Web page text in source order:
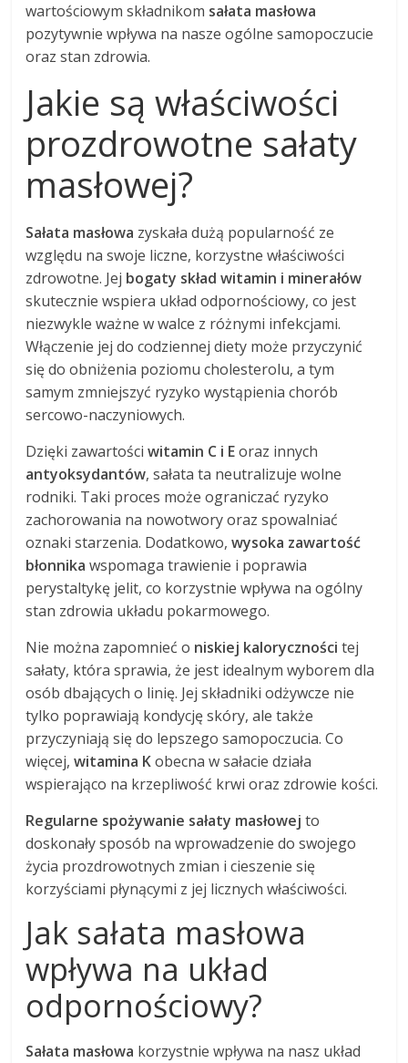
wartościowym składnikom sałata masłowa
pozytywnie wpływa na nasze ogólne samopoczucie
oraz stan zdrowia.
Jakie są właściwości
prozdrowotne sałaty
masłowej?
Sałata masłowa zyskała dużą popularność ze
względu na swoje liczne, korzystne właściwości
zdrowotne. Jej bogaty skład witamin i minerałów
skutecznie wspiera układ odpornościowy, co jest
niezwykle ważne w walce z różnymi infekcjami.
Włączenie jej do codziennej diety może przyczynić
się do obniżenia poziomu cholesterolu, a tym
samym zmniejszyć ryzyko wystąpienia chorób
sercowo-naczyniowych.
Dzięki zawartościwitamin C i Eoraz innych
antyoksydantów, sałata ta neutralizuje wolne
rodniki. Taki proces może ograniczać ryzyko
zachorowania na nowotwory oraz spowalniać
oznaki starzenia. Dodatkowo,wysoka zawartość
błonnika wspomaga trawienie i poprawia
perystaltykę jelit, co korzystnie wpływa na ogólny
stan zdrowia układu pokarmowego.
Nie można zapomnieć o niskiej kaloryczności tej
sałaty, która sprawia, że jest idealnym wyborem dla
osób dbających o linię. Jej składniki odżywcze nie
tylko poprawiają kondycję skóry, ale także
przyczyniają się do lepszego samopoczucia. Co
więcej,witamina Kobecna w sałacie działa
wspierająco na krzepliwość krwi oraz zdrowie kości.
Regularne spożywanie sałaty masłowej to
doskonały sposób na wprowadzenie do swojego
życia prozdrowotnych zmian i cieszenie się
korzyściami płynącymi z jej licznych właściwości.
Jak sałata masłowa
wpływa na układ
odpornościowy?
Sałata masłowa korzystnie wpływa na nasz układ